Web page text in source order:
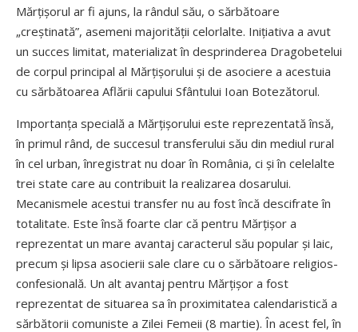
Mărți­șorul ar fi ajuns, la rândul său, o sărbătoare
„creștinată”, asemeni majorității celorlalte. Ini­țiativa a avut
un succes limitat, materializat în desprinderea Dragobetelui
de corpul principal al Mărțișorului și de asociere a acestuia
cu sărbătoarea Aflării capului Sfântului Ioan Botezătorul.
Importanța specială a Mărți­șorului este reprezentată însă,
în primul rând, de succesul trans­ferului său din mediul rural
în cel urban, înregistrat nu doar în România, ci și în celelalte
trei state care au contribuit la realizarea dosarului.
Mecanismele acestui transfer nu au fost încă descifrate în
totalitate. Este însă foarte clar că pentru Mărțișor a
reprezentat un mare avantaj caracterul său popular și laic,
precum și lipsa asocierii sale clare cu o sărbătoare religios-
confesională. Un alt avantaj pentru Măr­țișor a fost
reprezentat de situarea sa în proximitatea calendaristică a
sărbătorii comuniste a Zilei Femeii (8 martie). În acest fel, în